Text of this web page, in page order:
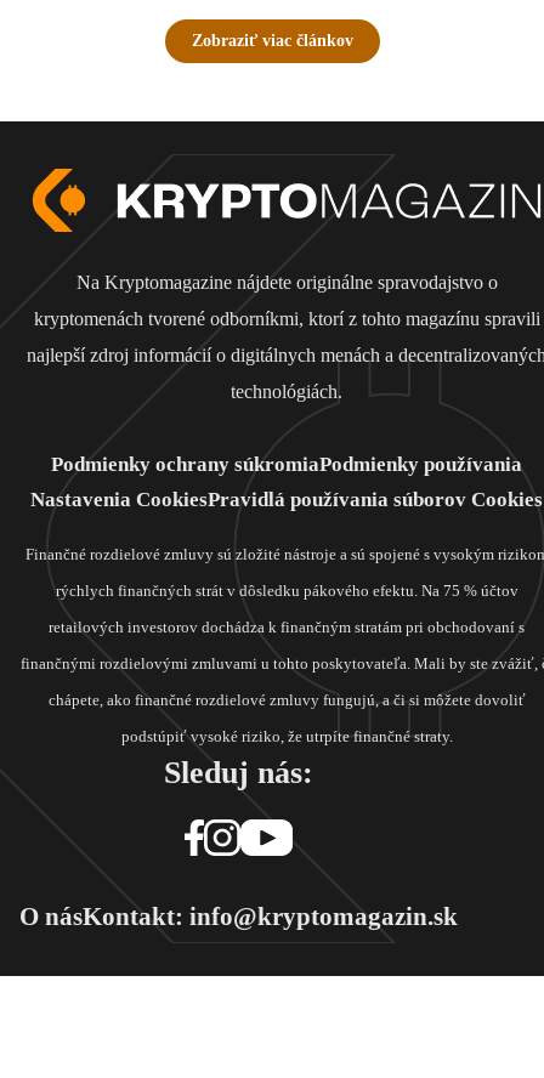
Zobraziť viac článkov
Na Kryptomagazine nájdete originálne spravodajstvo o
kryptomenách tvorené odborníkmi, ktorí z tohto magazínu spravili
najlepší zdroj informácií o digitálnych menách a
technológiách.
Podmienky ochrany súkromiaPodmienky používania
Nastavenia CookiesPravidlá používania súborov Cookies
Finančné rozdielové zmluvy sú zložité nástroje a sú spojené s vysokým
rýchlych finančných strát v dôsledku pákového efektu. Na 75 % účtov
retailových investorov dochádza k finančným stratám pri obchodovaní s
finančnými rozdielovými zmluvami u tohto poskytovateľa. Mali by ste zvážiť,
chápete, ako finančné rozdielové zmluvy fungujú, a či si môžete dovoliť
podstúpiť vysoké riziko, že utrpíte finančné straty.
Sleduj nás:
O násKontakt: info@kryptomagazin.sk